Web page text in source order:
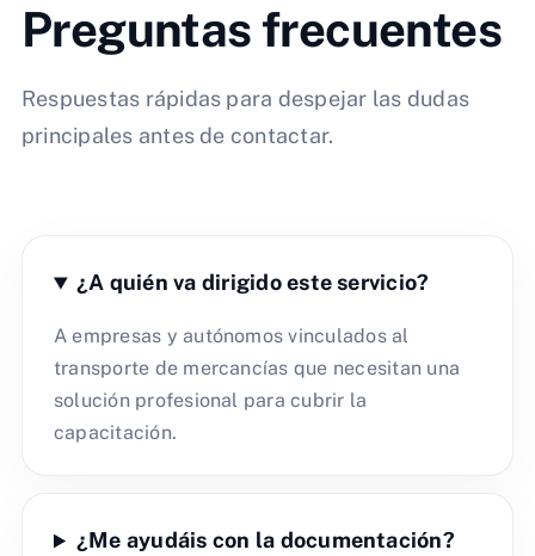
Preguntas frecuentes
Respuestas rápidas para despejar las dudas
principales antes de contactar.
¿A quién va dirigido este servicio?
A empresas y autónomos vinculados al
transporte de mercancías que necesitan una
solución profesional para cubrir la
capacitación.
¿Me ayudáis con la documentación?